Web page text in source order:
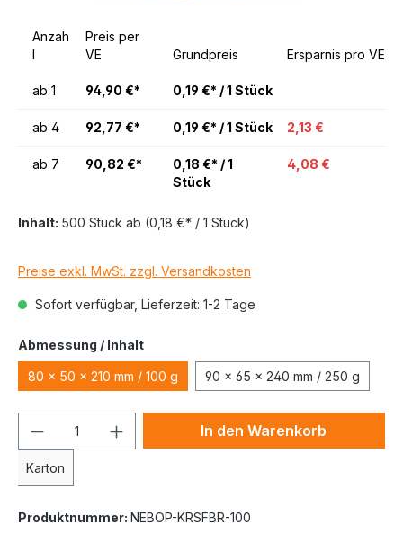
Anzah
l
Preis per
VE
Grundpreis Ersparnis pro VE
ab 1 94,90 €* 0,19 €* / 1 Stück
ab 4 92,77 €* 0,19 €* / 1 Stück 2,13 €
ab 7 90,82 €*
0,18 €* / 1
Stück
4,08 €
Inhalt: 500 Stück ab (0,18 €* / 1 Stück)
Preise exkl. MwSt. zzgl. Versandkosten
Sofort verfügbar, Lieferzeit: 1-2 Tage
Abmessung / Inhalt
80 x 50 x 210 mm / 100 g 90 x 65 x 240 mm / 250 g
Karton
In den Warenkorb
Produktnummer: NEBOP-KRSFBR-100